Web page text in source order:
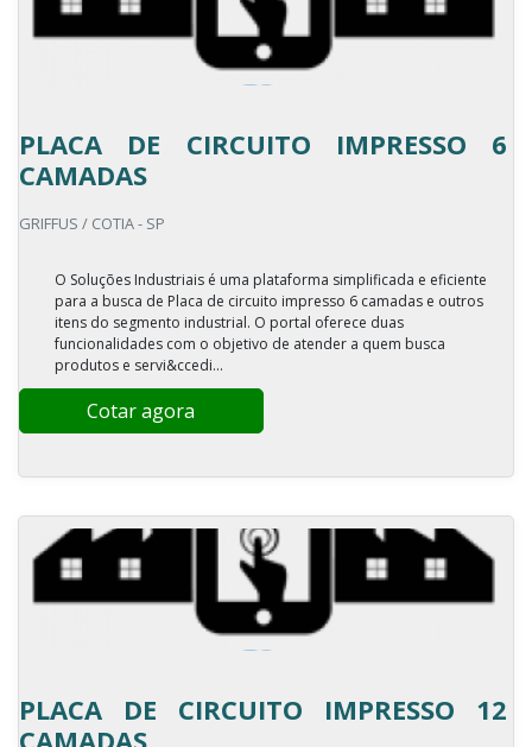
PLACA DE CIRCUITO IMPRESSO 6
CAMADAS
GRIFFUS / COTIA - SP
O Soluções Industriais é uma plataforma simplificada e eficiente
para a busca de Placa de circuito impresso 6 camadas e outros
itens do segmento industrial. O portal oferece duas
funcionalidades com o objetivo de atender a quem busca
produtos e servi&ccedi...
Cotar agora
PLACA DE CIRCUITO IMPRESSO 12
CAMADAS